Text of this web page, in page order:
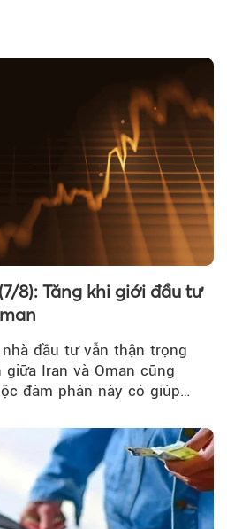
Theo
8): Tăng khi giới đầu tư
đầu tư vẫn thận trọng
Iran và Oman cũng
đàm phán này có giúp